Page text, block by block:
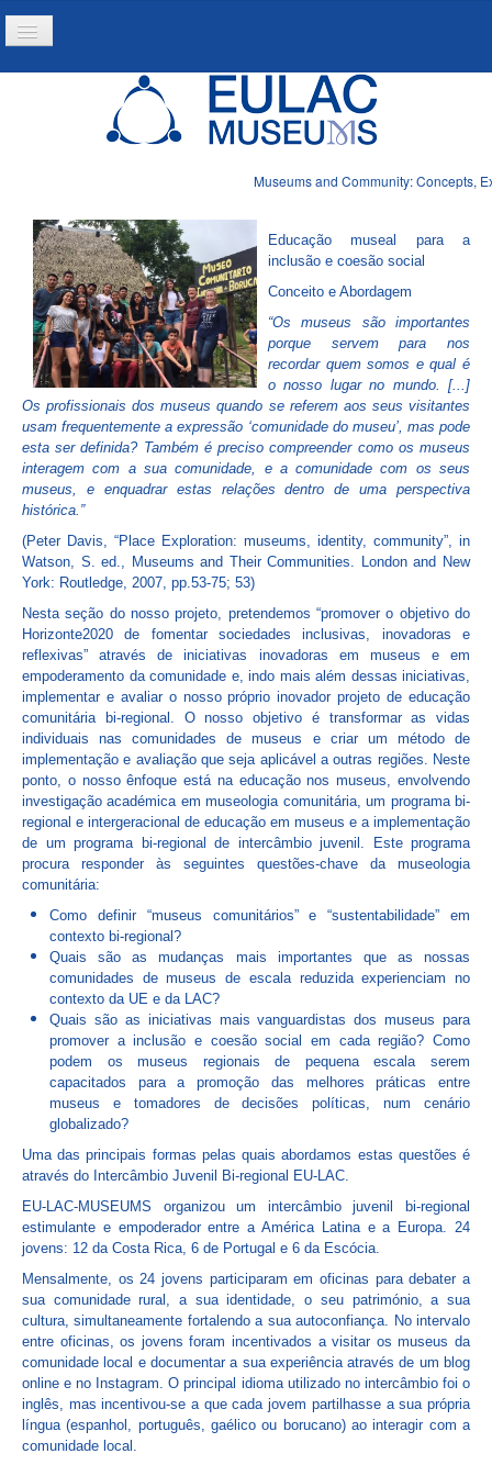
Museums and Community: Concepts,
Toggle
Navigation
Educação museal para a
inclusão e coesão social
Conceito e Abordagem
“Os museus são importantes
porque servem para nos
recordar quem somos e qual é
o nosso lugar no mundo. [...]
Os profissionais dos museus quando se referem aos seus visitantes
usam frequentemente a expressão ‘comunidade do museu’, mas pode
esta ser definida? Também é preciso compreender como os museus
interagem com a sua comunidade, e a comunidade com os seus
museus, e enquadrar estas relações dentro de uma perspectiva
histórica.”
(Peter Davis, “Place Exploration: museums, identity, community”, in
Watson, S. ed., Museums and Their Communities. London and New
York: Routledge, 2007, pp.53-75; 53)
Nesta seção do nosso projeto, pretendemos “promover o objetivo do
Horizonte2020 de fomentar sociedades inclusivas, inovadoras e
reflexivas” através de iniciativas inovadoras em museus e em
empoderamento da comunidade e, indo mais além dessas iniciativas,
implementar e avaliar o nosso próprio inovador projeto de educação
comunitária bi-regional. O nosso objetivo é transformar as vidas
individuais nas comunidades de museus e criar um método de
implementação e avaliação que seja aplicável a outras regiões. Neste
ponto, o nosso ênfoque está na educação nos museus, envolvendo
investigação académica em museologia comunitária, um programa bi-
regional e intergeracional de educação em museus e a implementação
de um programa bi-regional de intercâmbio juvenil. Este programa
procura responder às seguintes questões-chave da museologia
comunitária:
Como definir “museus comunitários” e “sustentabilidade” em
contexto bi-regional?
Quais são as mudanças mais importantes que as nossas
comunidades de museus de escala reduzida experienciam no
contexto da UE e da LAC?
Quais são as iniciativas mais vanguardistas dos museus para
promover a inclusão e coesão social em cada região? Como
podem os museus regionais de pequena escala serem
capacitados para a promoção das melhores práticas entre
museus e tomadores de decisões políticas, num cenário
globalizado?
Uma das principais formas pelas quais abordamos estas questões é
através do Intercâmbio Juvenil Bi-regional EU-LAC.
EU-LAC-MUSEUMS organizou um intercâmbio juvenil bi-regional
estimulante e empoderador entre a América Latina e a Europa. 24
jovens: 12 da Costa Rica, 6 de Portugal e 6 da Escócia.
Mensalmente, os 24 jovens participaram em oficinas para debater a
sua comunidade rural, a sua identidade, o seu património, a sua
cultura, simultaneamente fortalendo a sua autoconfiança. No intervalo
entre oficinas, os jovens foram incentivados a visitar os museus da
comunidade local e documentar a sua experiência através de um blog
online e no Instagram. O principal idioma utilizado no intercâmbio foi o
inglês, mas incentivou-se a que cada jovem partilhasse a sua própria
língua (espanhol, português, gaélico ou borucano) ao interagir com a
comunidade local.